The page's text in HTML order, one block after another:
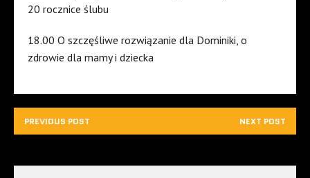
20 rocznice ślubu
18.00 O szczęśliwe rozwiązanie dla Dominiki, o
zdrowie dla mamy i dziecka
PREVIOUS POST NEXT POST